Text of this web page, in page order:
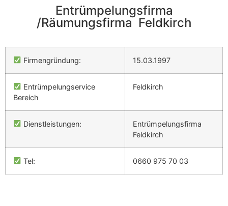
Entrümpelungsfirma
/Räumungsfirma Feldkirch
Firmengründung: 15.03.1997
Entrümpelungservice
Bereich
Feldkirch
Dienstleistungen:
Entrümpelungsfirma
Feldkirch
Tel: 0660 975 70 03